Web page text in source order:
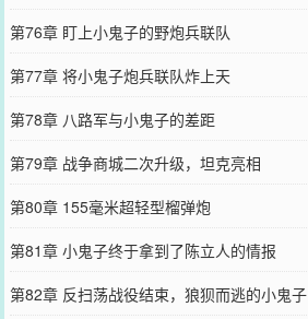
第76章 盯上小鬼子的野炮兵联队
第77章 将小鬼子炮兵联队炸上天
第78章 八路军与小鬼子的差距
第79章 战争商城二次升级，坦克亮相
第80章 155毫米超轻型榴弹炮
第81章 小鬼子终于拿到了陈立人的情报
第82章 反扫荡战役结束，狼狈而逃的小鬼子